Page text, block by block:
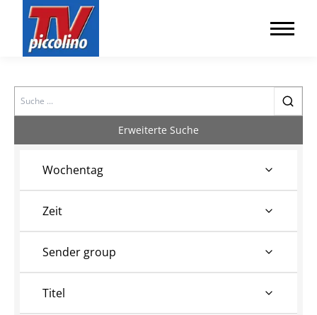
Search
Erweiterte Suche
Wochentag
Zeit
Sender group
Titel